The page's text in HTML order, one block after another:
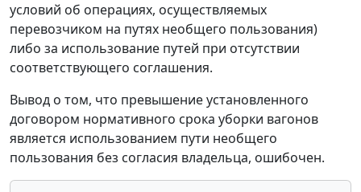
условий об операциях, осуществляемых
перевозчиком на путях необщего пользования)
либо за использование путей при отсутствии
соответствующего соглашения.
Вывод о том, что превышение установленного
договором нормативного срока уборки вагонов
является использованием пути необщего
пользования без согласия владельца, ошибочен.